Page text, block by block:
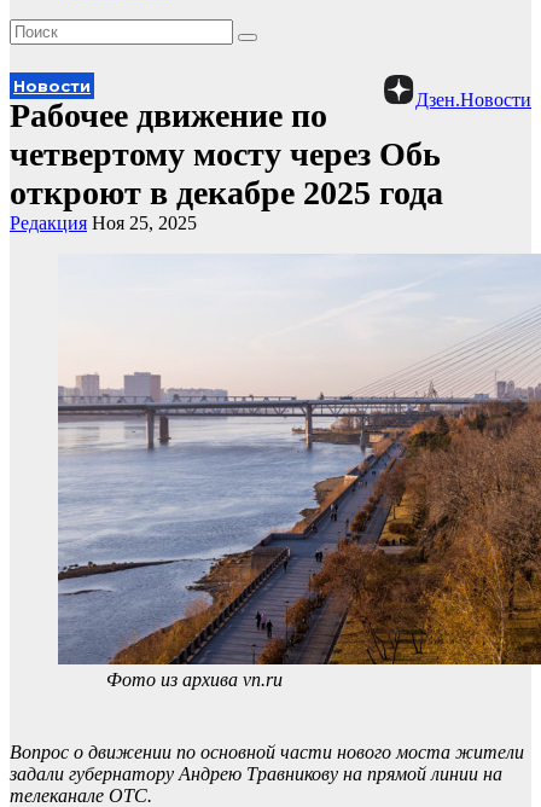
Дзен.Новости
Новости
Рабочее движение по
четвертому мосту через Обь
откроют в декабре 2025 года
Редакция Ноя 25, 2025
Фото из архива vn.ru
Вопрос о движении по основной части нового моста жители
задали губернатору Андрею Травникову на прямой линии на
телеканале ОТС.